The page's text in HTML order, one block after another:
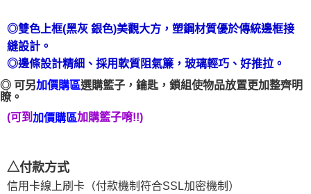
是否繳費成功／繳費後需取消欲退款等相關疑問，請聯繫「AFTEE先享後付
客戶支援中心」https://netprotections.freshdesk.com/support/home
【注意事項】
易，需依本服務之必要範圍內提供個人資料，並將交易相關給付款項請求債
權轉讓予恩沛科技股份有限公司。
２．關於個人資料處理事宜，請瀏覽以下網址：
https://aftee.tw/terms/#terms3
任。
４．使用「AFTEE先享後付」時，將依據個別帳號之用戶狀況，依本公司即
時審查核予不同之上限額度；若仍有額度不足之情形，本公司將視審查結果
◎雙色上框(黑灰 銀色)美觀大方，塑鋼材質優於傳統邊框接
縫設計。
◎邊條設計精細、採用軟質阻氣簾，玻璃輕巧、好推拉。
◎ 可另加價購區選購籃子，鑰匙，鎖組使物品放置更加整齊明
瞭。
(可到加價購區加購籃子唷!!)
△付款方式
信用卡線上刷卡（付款機制符合SSL加密機制）